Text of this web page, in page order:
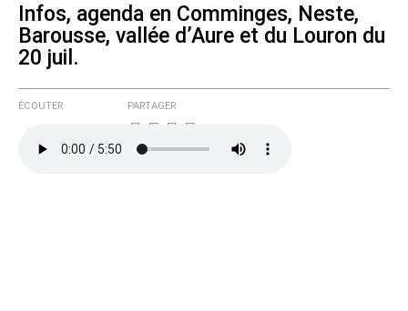
Infos, agenda en Comminges, Neste,
Barousse, vallée d’Aure et du Louron du
20 juil.
ÉCOUTER PARTAGER